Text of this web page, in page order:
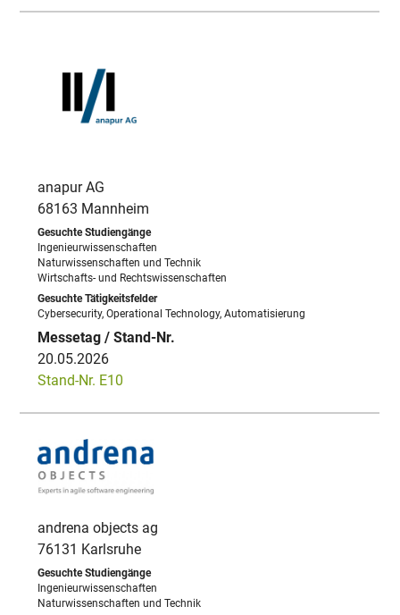
anapur AG
68163 Mannheim
Ingenieurwissenschaften
Naturwissenschaften und Technik
Wirtschafts- und Rechtswissenschaften
Cybersecurity, Operational Technology, Automatisierung
20.05.2026
Stand-Nr. E10
andrena objects ag
76131 Karlsruhe
Ingenieurwissenschaften
Naturwissenschaften und Technik